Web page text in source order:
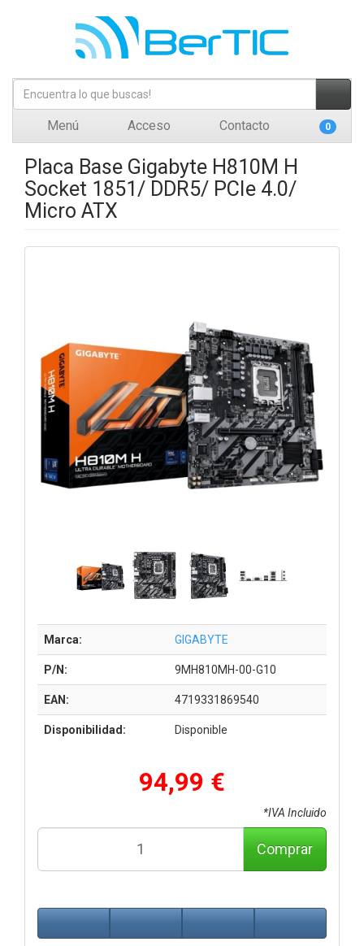
Menú Acceso Contacto 0
Placa Base Gigabyte H810M H
Socket 1851/ DDR5/ PCIe 4.0/
Micro ATX
Marca: GIGABYTE
P/N: 9MH810MH-00-G10
EAN: 4719331869540
Disponibilidad: Disponible
94,99 €
*IVA Incluido
Comprar